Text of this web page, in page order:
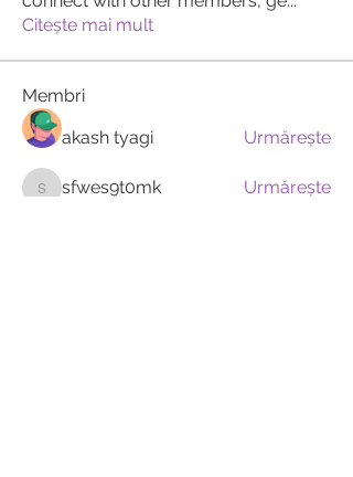
Citește mai mult
Membri
akash tyagi
Urmărește
sfwes9t0mk
sfwes9t0mk Urmărește